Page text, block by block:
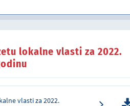
lokalne vlasti za 2022.
vlasti za 2022.